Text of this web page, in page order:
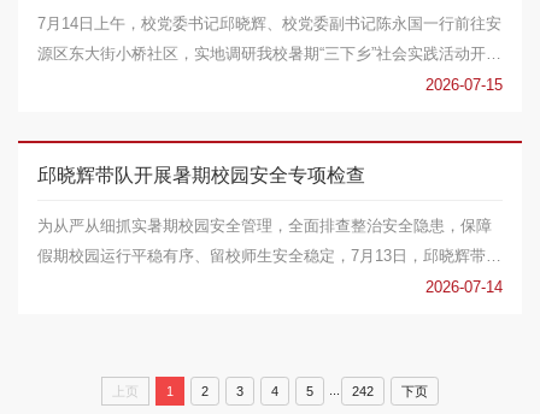
7月14日上午，校党委书记邱晓辉、校党委副书记陈永国一行前往安
源区东大街小桥社区，实地调研我校暑期“三下乡”社会实践活动开展
2026-07-15
邱晓辉带队开展暑期校园安全专项检查
为从严从细抓实暑期校园安全管理，全面排查整治安全隐患，保障
假期校园运行平稳有序、留校师生安全稳定，7月13日，邱晓辉带队
2026-07-14
上页 1 2 3 4 5 242 下页